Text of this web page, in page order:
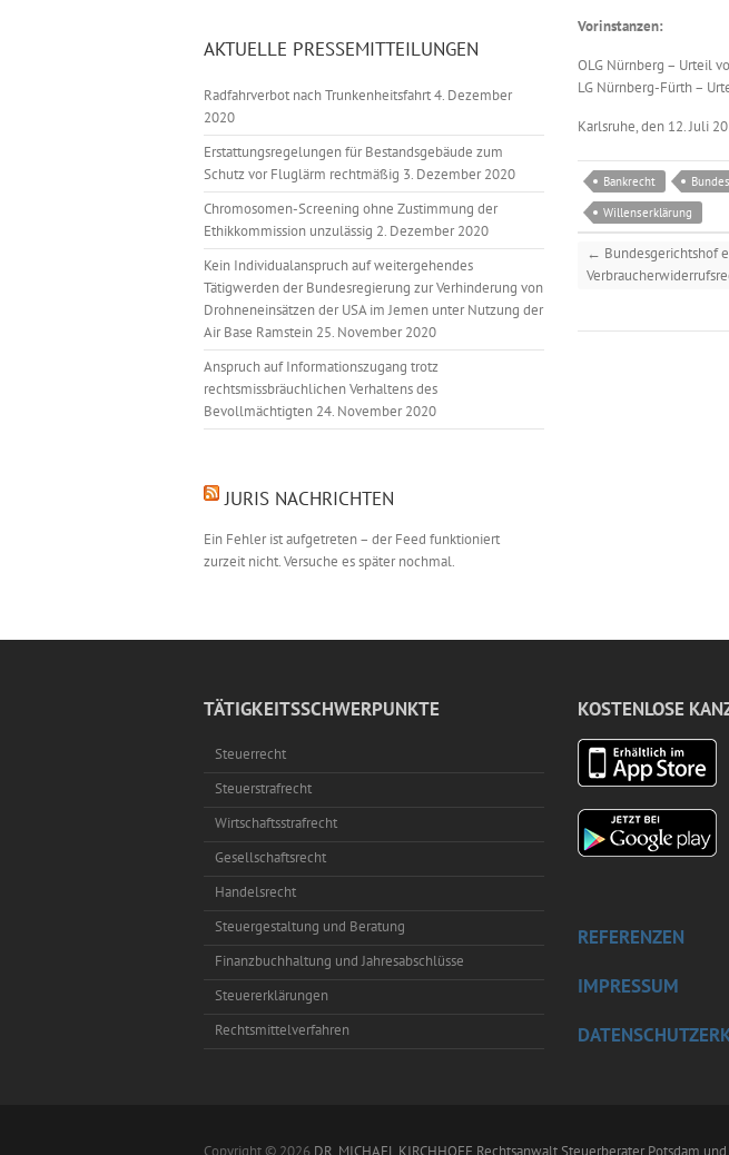
Vorinstanzen:
OLG Nürnberg – Urteil
LG Nürnberg-Fürth –
Karlsruhe, den 12. Juli
Bankrecht
Willenserklärung
← Bundesgerichtshof
AKTUELLE PRESSEMITTEILUNGEN
Radfahrverbot nach Trunkenheitsfahrt4. Dezember
2020
Erstattungsregelungen für Bestandsgebäude zum
Schutz vor Fluglärm rechtmäßig 3. Dezember 2020
Chromosomen-Screening ohne Zustimmung der
Ethikkommission unzulässig 2. Dezember 2020
Kein Individualanspruch auf weitergehendes
Tätigwerden der Bundesregierung zur Verhinderung von
Drohneneinsätzen der USA im Jemen unter Nutzung der
Air Base Ramstein 25. November 2020
Anspruch auf Informationszugang trotz
rechtsmissbräuchlichen Verhaltens des
Bevollmächtigten 24. November 2020
JURIS NACHRICHTEN
Ein Fehler ist aufgetreten – der Feed funktioniert
zurzeit nicht. Versuche es später nochmal.
TÄTIGKEITSSCHWERPUNKTE
Steuerrecht
Steuerstrafrecht
Wirtschaftsstrafrecht
Gesellschaftsrecht
Handelsrecht
Steuergestaltung und Beratung
Finanzbuchhaltung und Jahresabschlüsse
Steuererklärungen
Rechtsmittelverfahren
KOSTENLOSE
REFERENZEN
IMPRESSUM